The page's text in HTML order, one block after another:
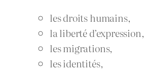
les droits humains,
la liberté d’expression,
les migrations,
les identités,